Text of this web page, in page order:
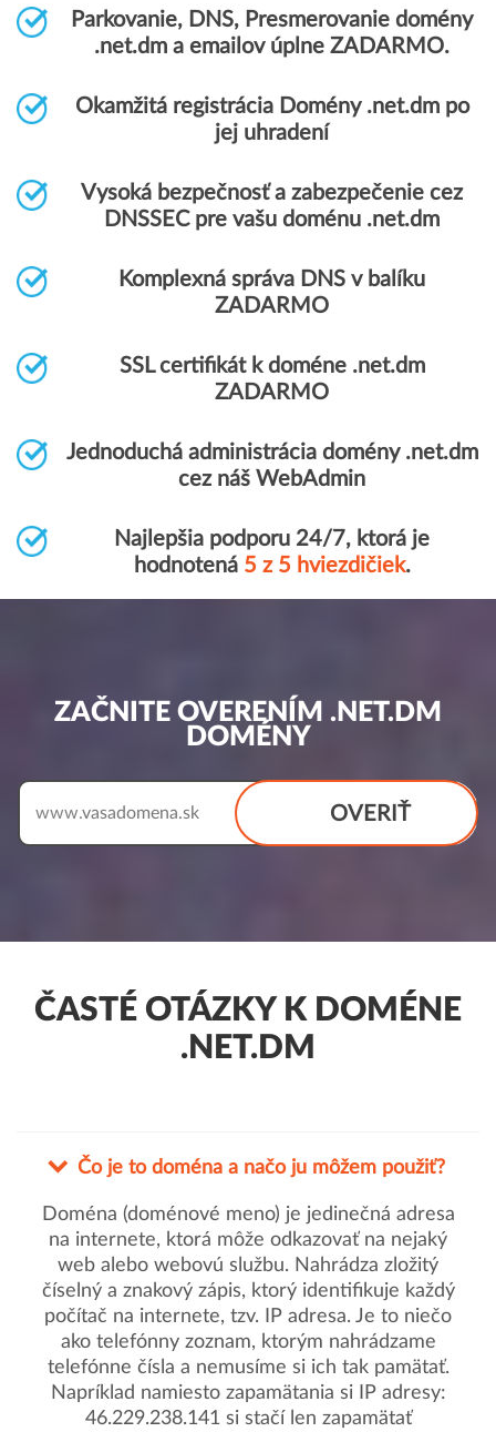
Parkovanie, DNS, Presmerovanie domény
.net.dm a emailov úplne ZADARMO.
Okamžitá registrácia Domény .net.dm po
jej uhradení
Vysoká bezpečnosť a zabezpečenie cez
DNSSEC pre vašu doménu .net.dm
Komplexná správa DNS v balíku
ZADARMO
SSL certifikát k doméne .net.dm
ZADARMO
Jednoduchá administrácia domény .net.dm
cez náš WebAdmin
Najlepšia podporu 24/7, ktorá je
hodnotená 5 z 5 hviezdičiek.
ZAČNITE OVERENÍM .NET.DM
DOMÉNY
OVERIŤ
www.
ČASTÉ OTÁZKY K DOMÉNE
.NET.DM
Čo je to doména a načo ju môžem použiť?
Doména (doménové meno) je jedinečná adresa
na internete, ktorá môže odkazovať na nejaký
web alebo webovú službu. Nahrádza zložitý
číselný a znakový zápis, ktorý identifikuje každý
počítač na internete, tzv. IP adresa. Je to niečo
ako telefónny zoznam, ktorým nahrádzame
telefónne čísla a nemusíme si ich tak pamätať.
Napríklad namiesto zapamätania si IP adresy:
46.229.238.141 si stačí len zapamätať